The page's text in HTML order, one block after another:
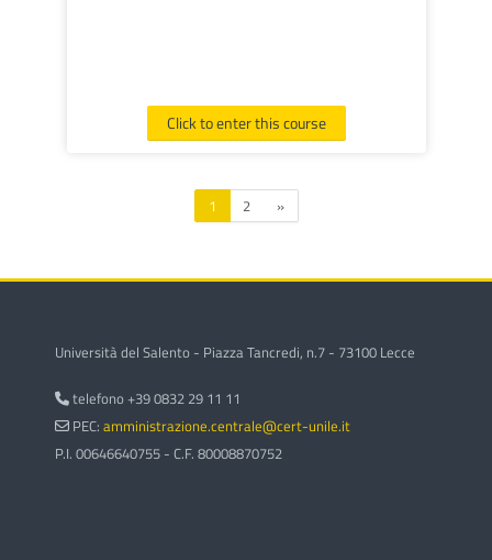
Click to enter this course
1 Page 1
2Page 2
»Next page
Università del Salento - Piazza Tancredi, n.7 - 73100 Lecce
telefono +39 0832 29 11 11
PEC: amministrazione.centrale@cert-unile.it
P.I. 00646640755 - C.F. 80008870752